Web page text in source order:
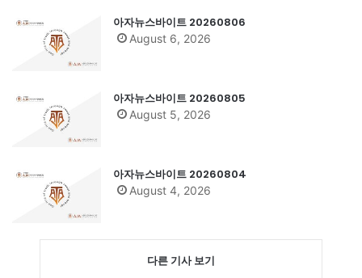
아자뉴스바이트 20260806
August 6, 2026
아자뉴스바이트 20260805
August 5, 2026
아자뉴스바이트 20260804
August 4, 2026
다른 기사 보기